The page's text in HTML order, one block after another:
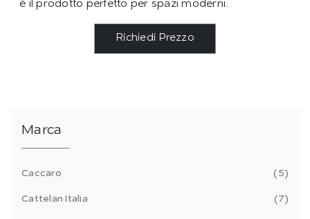
è il prodotto perfetto per spazi moderni.
Richiedi Prezzo
Marca
Caccaro 5
Cattelan Italia 7